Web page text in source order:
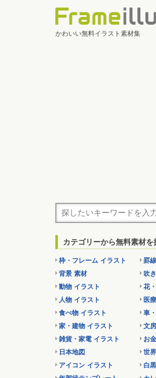
かわいい無料イラスト素材集
カテゴリーから無料素材を
枠・フレーム イラスト
罫
背景 素材
吹
動物 イラスト
花
人物 イラスト
医
食べ物 イラスト
車
家・建物 イラスト
文
雑貨・家電 イラスト
お
日本地図
世
アイコン イラスト
白